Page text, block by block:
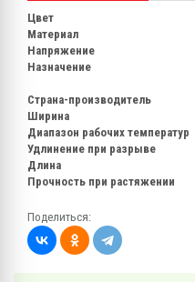
Цвет
Материал
Напряжение
Назначение
Страна-производитель
Ширина
Диапазон рабочих температур
Удлинение при разрыве
Длина
Прочность при растяжении
Поделиться: